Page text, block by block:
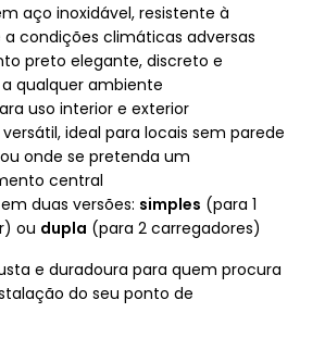
aço inoxidável, resistente à
a condições climáticas adversas
preto elegante, discreto e
qualquer ambiente
uso interior e exterior
ideal para locais sem parede
onde se pretenda um
central
duas versões: simples (para 1
ou dupla (para 2 carregadores)
e duradoura para quem procura
do seu ponto de